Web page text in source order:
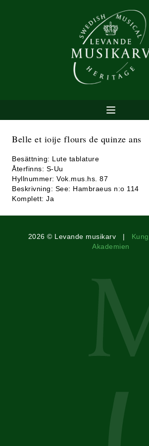
Belle et ioije flours de quinze ans
Besättning: Lute tablature
Återfinns: S-Uu
Hyllnummer: Vok.mus.hs. 87
Beskrivning: See: Hambraeus n:o 114
Komplett: Ja
2026 © Levande musikarv |
Akademien